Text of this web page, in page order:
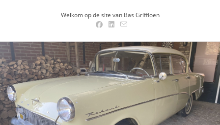
Welkom op de site van Bas Griffioen